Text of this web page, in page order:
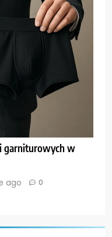
garniturowych w
ago 0